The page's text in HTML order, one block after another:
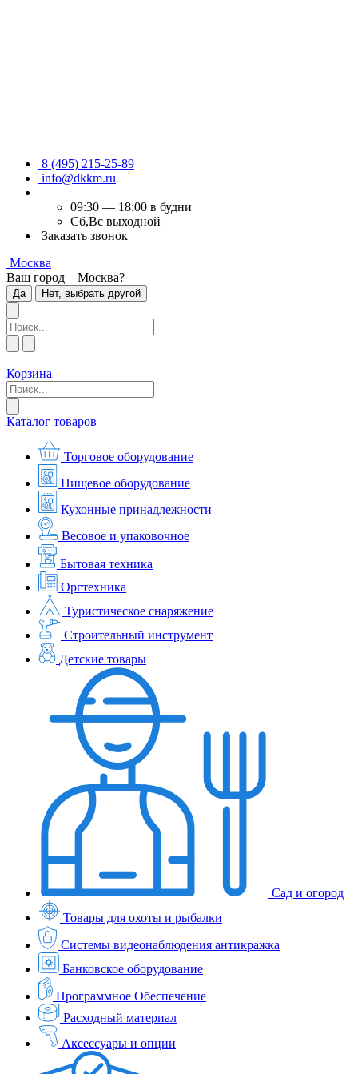
8 (495) 215-25-89
info@dkkm.ru
09:30 — 18:00 в будни
Сб,Вс выходной
Заказать звонок
Москва
Ваш город – Москва?
Да Нет, выбрать другой
Корзина
Каталог товаров
Торговое оборудование
Пищевое оборудование
Кухонные принадлежности
Весовое и упаковочное
Бытовая техника
Оргтехника
Туристическое снаряжение
Строительный инструмент
Детские товары
Сад и огород
Товары для охоты и рыбалки
Системы видеонаблюдения антикражка
Банковское оборудование
Программное Обеспечение
Расходный материал
Аксессуары и опции